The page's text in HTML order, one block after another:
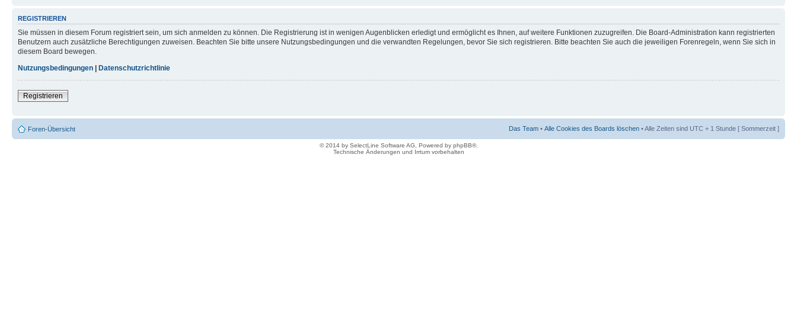
REGISTRIEREN
Sie müssen in diesem Forum registriert sein, um sich anmelden zu können. Die Registrierung ist in wenigen Augenblicken erledigt und ermöglicht es Ihnen, auf weitere Funktionen zuzugreifen. Die Board-Administration kann registrierten
Benutzern auch zusätzliche Berechtigungen zuweisen. Beachten Sie bitte unsere Nutzungsbedingungen und die verwandten Regelungen, bevor Sie sich registrieren. Bitte beachten Sie auch die jeweiligen Forenregeln, wenn Sie sich in
diesem Board bewegen.
Nutzungsbedingungen | Datenschutzrichtlinie
Registrieren
Foren-Übersicht Das Team • Alle Cookies des Boards löschen • Alle Zeiten sind UTC + 1 Stunde [ Sommerzeit ]
© 2014 by SelectLine Software AG, Powered by phpBB®.
Technische Änderungen und Irrtum vorbehalten